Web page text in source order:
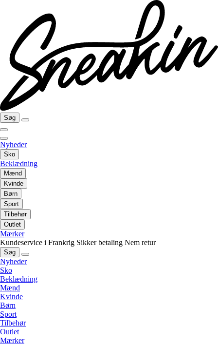
Søg
Nyheder
Sko
Beklædning
Mænd
Kvinde
Børn
Sport
Tilbehør
Outlet
Mærker
Kundeservice i Frankrig Sikker betaling Nem retur
Søg
Nyheder
Sko
Beklædning
Mænd
Kvinde
Børn
Sport
Tilbehør
Outlet
Mærker